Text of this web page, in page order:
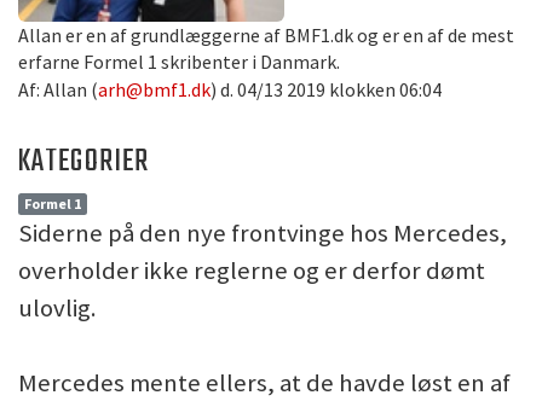
Allan er en af grundlæggerne af BMF1.dk og er en af de mest
erfarne Formel 1 skribenter i Danmark.
Af: Allan (arh@bmf1.dk) d. 04/13 2019 klokken 06:04
KATEGORIER
Formel 1
Siderne på den nye frontvinge hos Mercedes,
overholder ikke reglerne og er derfor dømt
ulovlig.
Mercedes mente ellers, at de havde løst en af